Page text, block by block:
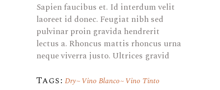
Sapien faucibus et. Id interdum velit
laoreet id donec. Feugiat nibh sed
pulvinar proin gravida hendrerit
lectus a. Rhoncus mattis rhoncus urna
neque viverra justo. Ultrices gravid
Tags: Dry Vino Blanco Vino Tinto